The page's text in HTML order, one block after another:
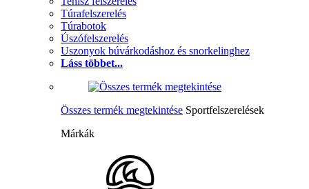
Túrafelszerelés
Túrabotok
Úszófelszerelés
Uszonyok búvárkodáshoz és snorkelinghez
Láss többet...
Összes termék megtekintése Sportfelszerelések
Márkák